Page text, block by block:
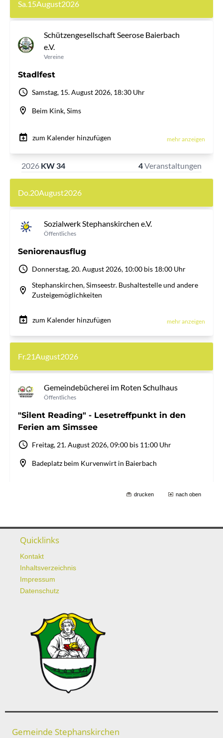
drucken nach oben
Quicklinks
Kontakt
Inhaltsverzeichnis
Impressum
Datenschutz
Gemeinde Stephanskirchen